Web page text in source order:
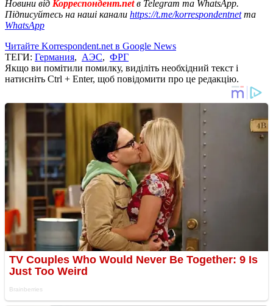
Новини від Корреспондент.netв Telegram та WhatsApp.
Підписуйтесь на наші канали https://t.me/korrespondentnetта
WhatsApp
Читайте Korrespondent.net в Google News
ТЕГИ: Германия, АЭС, ФРГ
Якщо ви помітили помилку, виділіть необхідний текст і
натисніть Ctrl + Enter, щоб повідомити про це редакцію.